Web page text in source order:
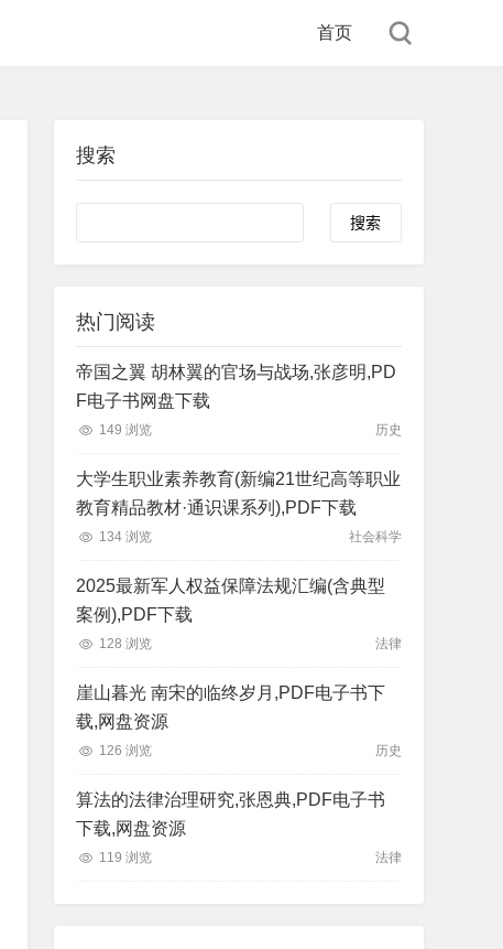
首页
搜索
Search
热门阅读
帝国之翼 胡林翼的官场与战场,张彦明,PD
F电子书网盘下载
149 浏览 历史
大学生职业素养教育(新编21世纪高等职业
教育精品教材·通识课系列),PDF下载
134 浏览 社会科学
2025最新军人权益保障法规汇编(含典型
案例),PDF下载
128 浏览 法律
崖山暮光 南宋的临终岁月,PDF电子书下
载,网盘资源
126 浏览 历史
算法的法律治理研究,张恩典,PDF电子书
下载,网盘资源
119 浏览 法律